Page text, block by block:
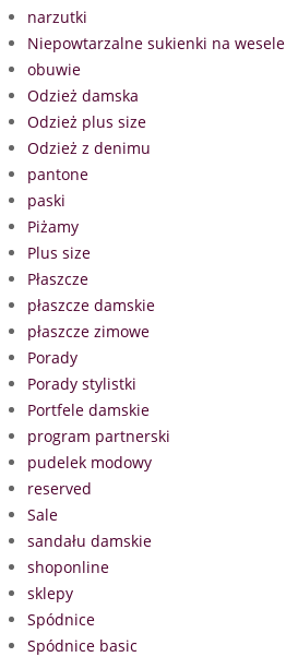
narzutki
Niepowtarzalne sukienki na wesele
obuwie
Odzież damska
Odzież plus size
Odzież z denimu
pantone
paski
Piżamy
Plus size
Płaszcze
płaszcze damskie
płaszcze zimowe
Porady
Porady stylistki
Portfele damskie
program partnerski
pudelek modowy
reserved
Sale
sandału damskie
shoponline
sklepy
Spódnice
Spódnice basic